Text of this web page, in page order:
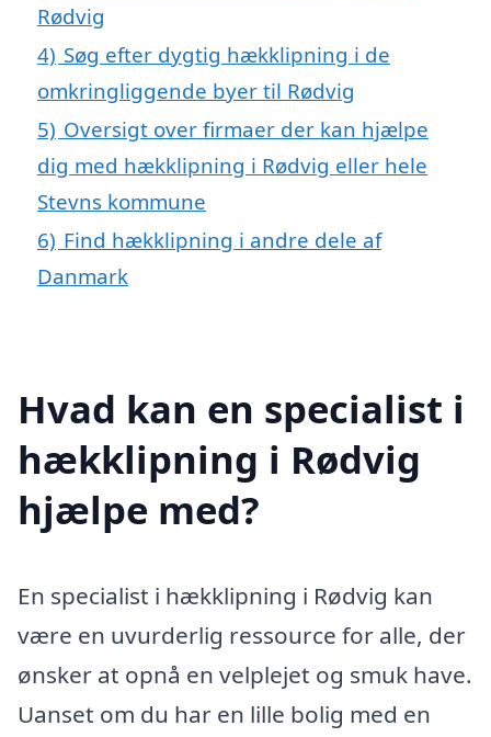
Rødvig
4) Søg efter dygtig hækklipning i de
omkringliggende byer til Rødvig
5) Oversigt over firmaer der kan hjælpe
dig med hækklipning i Rødvig eller hele
Stevns kommune
6) Find hækklipning i andre dele af
Danmark
Hvad kan en specialist i
hækklipning i Rødvig
hjælpe med?
En specialist i hækklipning i Rødvig kan
være en uvurderlig ressource for alle, der
ønsker at opnå en velplejet og smuk have.
Uanset om du har en lille bolig med en